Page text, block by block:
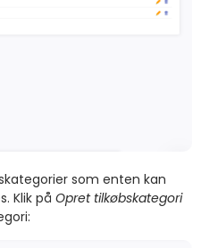
som enten kan
Klik på Opret tilkøbskategori